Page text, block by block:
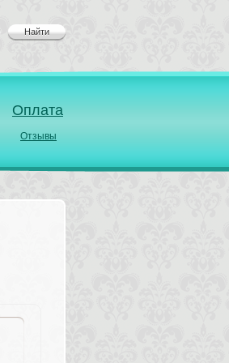
Оплата
Отзывы
Найти